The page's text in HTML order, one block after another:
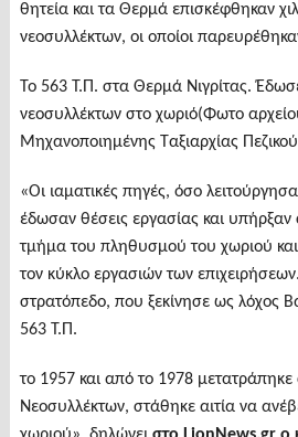
θητεία και τα Θερμά επισκέφθηκαν
νεοσυλλέκτων, οι οποίοι
Το 563 Τ.Π. στα Θερμά Νιγρίτας.
νεοσυλλέκτων στο χωριό(Φωτο
Μηχανοποιημένης Ταξιαρχίας
«Οι ιαματικές πηγές, όσο
έδωσαν θέσεις εργασίας και υπήρξαν
τμήμα του πληθυσμού του χωριού
τον κύκλο εργασιών των
στρατόπεδο, που ξεκίνησε ως λόχος
563 Τ.Π.
το 1957 και από το 1978 μετατράπηκε
Νεοσυλλέκτων, στάθηκε αιτία να